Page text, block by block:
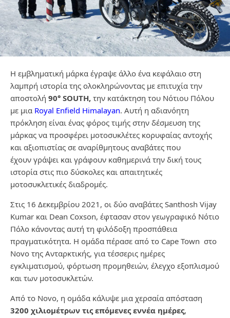
Η εμβληματική μάρκα έγραψε άλλο ένα κεφάλαιο στη
λαμπρή ιστορία της ολοκληρώνοντας με επιτυχία την
αποστολή 90° SOUTH, την κατάκτηση του Νότιου Πόλου
με μια Royal Enfield Himalayan. Αυτή η αδιανόητη
πρόκληση είναι ένας φόρος τιμής στην δέσμευση της
μάρκας να προσφέρει μοτοσυκλέτες κορυφαίας αντοχής
και αξιοπιστίας σε αναρίθμητους αναβάτες που
έχουν γράψει και γράφουν καθημερινά την δική τους
ιστορία στις πιο δύσκολες και απαιτητικές
μοτοσυκλετικές διαδρομές.
Στις 16 Δεκεμβρίου 2021, οι δύο αναβάτες Santhosh Vijay
Kumar και Dean Coxson, έφτασαν στον γεωγραφικό Νότιο
Πόλο κάνοντας αυτή τη φιλόδοξη προσπάθεια
πραγματικότητα. Η ομάδα πέρασε από το Cape Town στο
Novo της Ανταρκτικής, για τέσσερις ημέρες
εγκλιματισμού, φόρτωση προμηθειών, έλεγχο εξοπλισμού
και των μοτοσυκλετών.
Από το Novo, η ομάδα κάλυψε μια χερσαία απόσταση
3200 χιλιομέτρων τις επόμενες εννέα ημέρες,